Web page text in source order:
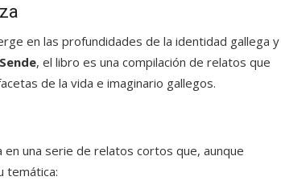
en las profundidades de la identidad gallega y
, el libro es una compilación de relatos que
de la vida e imaginario gallegos.
en una serie de relatos cortos que, aunque
temática: